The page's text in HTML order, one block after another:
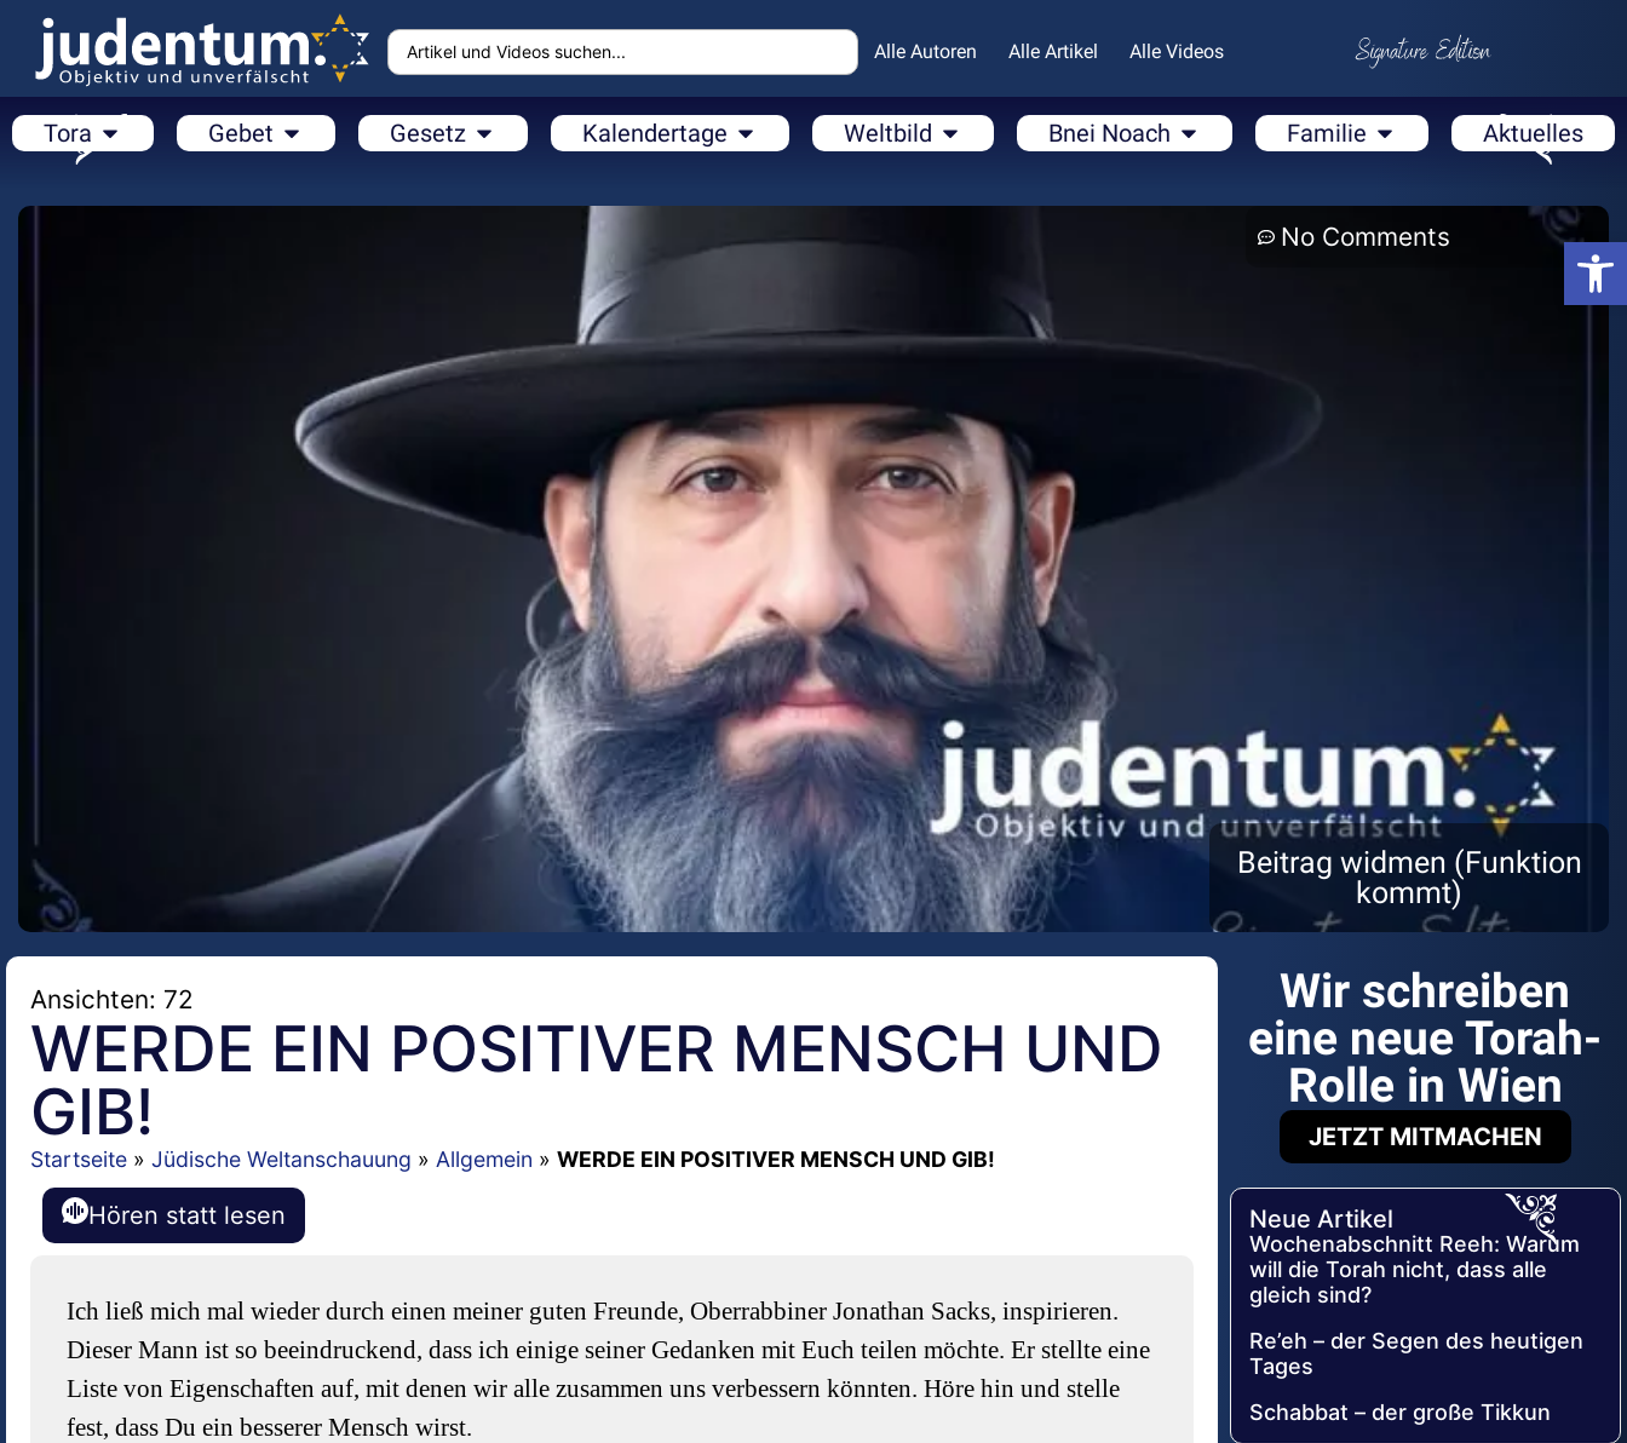
Alle Autoren Alle Artikel Alle Videos
Tora Gebet Gesetz Kalendertage Weltbild Bnei Noach Familie Aktuelles
No Comments
Beitrag widmen (Funktion
kommt)
Ansichten: 72
WERDE EIN POSITIVER MENSCH UND
GIB!
Startseite » Jüdische Weltanschauung » Allgemein » WERDE EIN POSITIVER MENSCH UND GIB!
Hören statt lesen
Ich ließ mich mal wieder durch einen meiner guten Freunde, Oberrabbiner Jonathan Sacks, inspirieren.
Dieser Mann ist so beeindruckend, dass ich einige seiner Gedanken mit Euch teilen möchte. Er stellte eine
Liste von Eigenschaften auf, mit denen wir alle zusammen uns verbessern könnten. Höre hin und stelle
fest, dass Du ein besserer Mensch wirst.
Wir schreiben
eine neue Torah-
Rolle in Wien
JETZT MITMACHEN
Neue Artikel
Wochenabschnitt Reeh: Warum
will die Torah nicht, dass alle
gleich sind?
Re’eh – der Segen des heutigen
Tages
Schabbat – der große Tikkun